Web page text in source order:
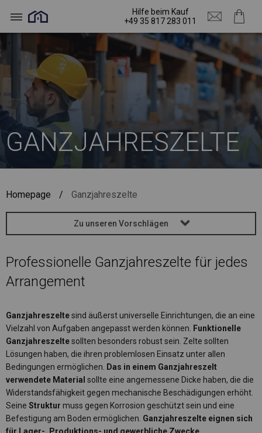
Hilfe beim Kauf
+49 35 817 283 011
GANZJAHRESZELTE
Homepage / Ganzjahreszelte
Zu unseren Vorschlägen
Professionelle Ganzjahreszelte für jedes
Arrangement
Ganzjahreszeltesind äußerst universelle Einrichtungen, die an eine
Vielzahl von Aufgaben angepasst werden können.
Funktionelle
Ganzjahreszeltesollten besonders robust sein. Zelte sollten
Lösungen haben, die ihren problemlosen Einsatz unter allen
Bedingungen ermöglichen.
Das in einem Ganzjahreszelt
verwendete Material sollte eine angemessene Dicke haben, die die
Widerstandsfähigkeit gegen mechanische Beschädigungen erhöht.
Seine Struktur muss gegen Korrosion geschützt sein und eine
Befestigung am Boden ermöglichen. Ganzjahreszelte eignen sich